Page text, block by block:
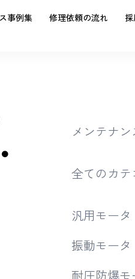
事例集 修理依頼の流れ
メンテナ
全てのカテ
汎用モータ
振動モータ
耐圧防爆モ